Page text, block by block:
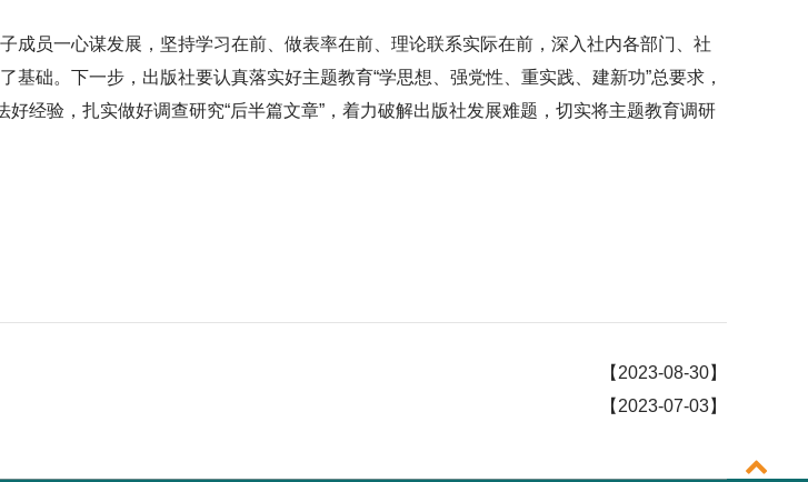
成员一心谋发展，坚持学习在前、做表率在前、理论联系实际在前，深入社内各部门、社
础。下一步，出版社要认真落实好主题教育“学思想、强党性、重实践、建新功”总要求，
经验，扎实做好调查研究“后半篇文章”，着力破解出版社发展难题，切实将主题教育调研
【2023-08-30】
【2023-07-03】